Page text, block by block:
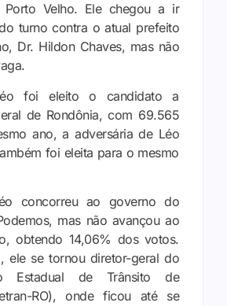
Porto Velho. Ele chegou a ir
turno contra o atual prefeito
Dr. Hildon Chaves, mas não
foi eleito o candidato a
de Rondônia, com 69.565
ano, a adversária de Léo
foi eleita para o mesmo
concorreu ao governo do
mas não avançou ao
obtendo 14,06% dos votos.
ele se tornou diretor-geral do
Estadual de Trânsito de
RO), onde ficou até se